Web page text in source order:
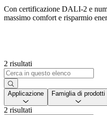
Con certificazione DALI-2 e
massimo comfort e risparmio
2 risultati
Applicazione Famiglia di prodotti
2 risultati